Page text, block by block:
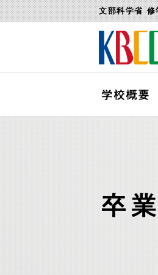
文部科学省